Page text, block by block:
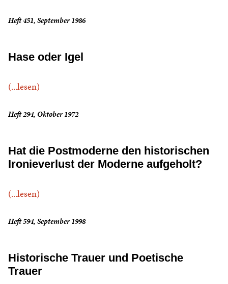
Heft 451, September 1986
Hase oder Igel
(...lesen)
Heft 294, Oktober 1972
Hat die Postmoderne den historischen
Ironieverlust der Moderne aufgeholt?
(...lesen)
Heft 594, September 1998
Historische Trauer und Poetische
Trauer